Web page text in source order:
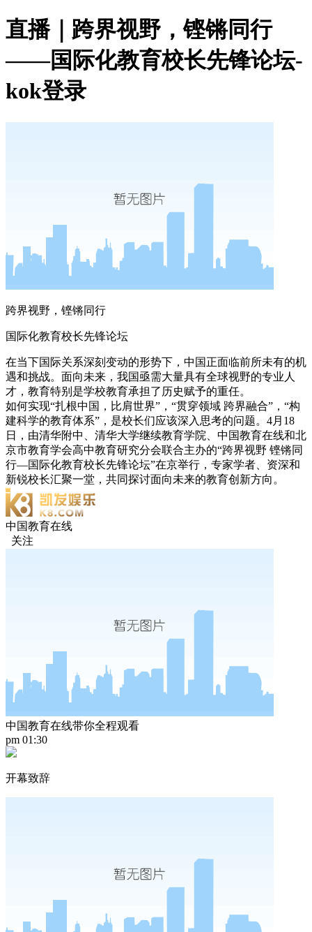
直播｜跨界视野，铿锵同行
——国际化教育校长先锋论坛-
kok登录
跨界视野，铿锵同行
国际化教育校长先锋论坛
在当下国际关系深刻变动的形势下，中国正面临前所未有的机
遇和挑战。面向未来，我国亟需大量具有全球视野的专业人
才，教育特别是学校教育承担了历史赋予的重任。
如何实现“扎根中国，比肩世界”，“贯穿领域 跨界融合”，“构
建科学的教育体系”，是校长们应该深入思考的问题。4月18
日，由清华附中、清华大学继续教育学院、中国教育在线和北
京市教育学会高中教育研究分会联合主办的“跨界视野 铿锵同
行—国际化教育校长先锋论坛”在京举行，专家学者、资深和
新锐校长汇聚一堂，共同探讨面向未来的教育创新方向。
中国教育在线
关注
中国教育在线带你全程观看
pm 01:30
开幕致辞